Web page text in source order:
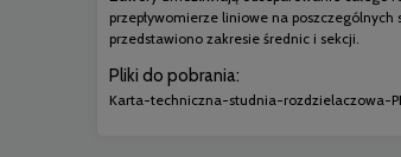
przepływomierze liniowe na
przedstawiono zakresie średnic i sekcji.
Pliki do pobrania:
Karta-techniczna-studnia-rozdzielaczowa-